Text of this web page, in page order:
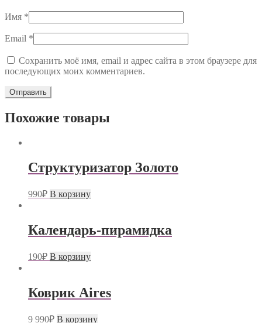
Имя *
Email *
Сохранить моё имя, email и адрес сайта в этом браузере для
последующих моих комментариев.
Похожие товары
Структуризатор Золото
990₽ В корзину
Календарь-пирамидка
190₽ В корзину
Коврик Aires
9 990₽ В корзину